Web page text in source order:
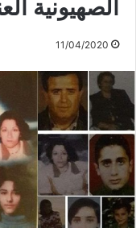
الصهيونية
11/04/2020